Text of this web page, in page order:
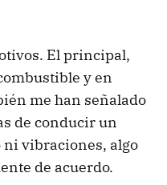
El principal,
y en
me han señalado
de conducir un
ni vibraciones, algo
de acuerdo.